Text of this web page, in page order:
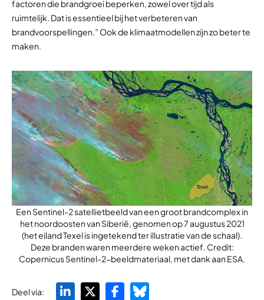
factoren die brandgroei beperken, zowel over tijd als
ruimtelijk. Dat is essentieel bij het verbeteren van
brandvoorspellingen.” Ook de klimaatmodellen zijn zo beter te
maken.
Een Sentinel-2 satellietbeeld van een groot brandcomplex in
het noordoosten van Siberië, genomen op 7 augustus 2021
(het eiland Texel is ingetekend ter illustratie van de schaal).
Deze branden waren meerdere weken actief. Credit:
Copernicus Sentinel-2-beeldmateriaal, met dank aan ESA.
Deel via: